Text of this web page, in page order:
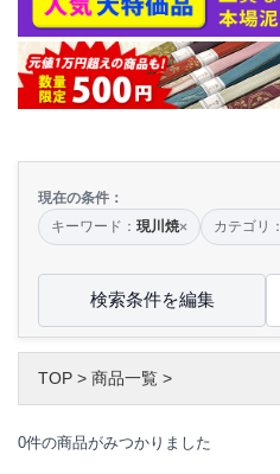
現在の条件：
キーワード： 現川焼× カテゴリ：
検索条件を編集
TOP > 商品一覧 >
0件の商品がみつかりました